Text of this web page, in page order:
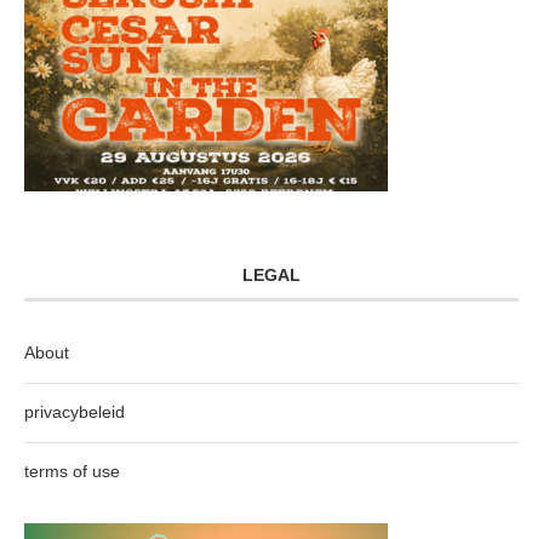
LEGAL
About
privacybeleid
terms of use